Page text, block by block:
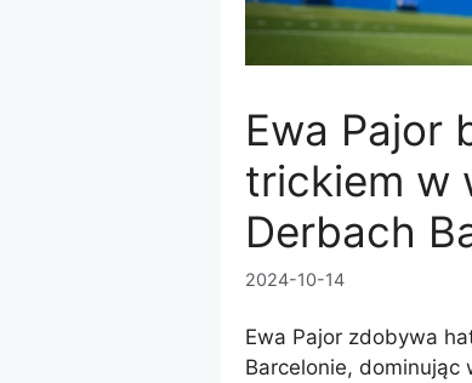
Ewa Pajor
trickiem w
Derbach
2024-10-14
Ewa Pajor zdobywa
Barcelonie, dominując